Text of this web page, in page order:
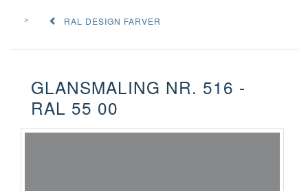
RAL DESIGN FARVER
GLANSMALING NR. 516 -
RAL 55 00